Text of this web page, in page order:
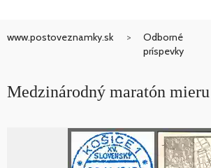
www.postoveznamky.sk
Odborné
príspevky
Medzinárodný maratón